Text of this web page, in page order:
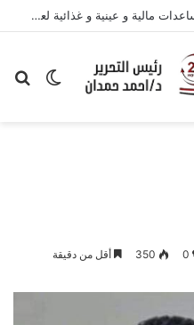
اللواء إبراهيم أبو ليمون يسلم مساعدات مالية و عينية و غذائية لعدد من الحالات المستحقة
الوضع
0
350 أقل من دقيقة